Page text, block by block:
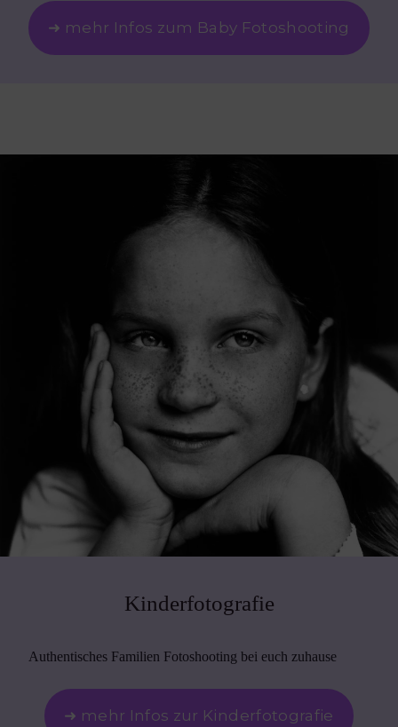
➜ mehr Infos zum Baby Fotoshooting
Kinderfotografie
Authentisches Familien Fotoshooting bei euch zuhause
➜ mehr Infos zur Kinderfotografie